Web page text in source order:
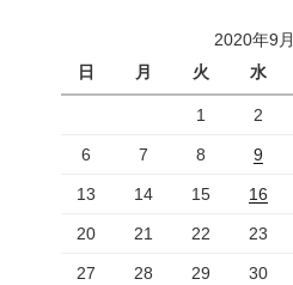
2020年9月
日
月 火 水
1 2
6 7 8 9
13 14 15 16
20 21 22 23
27 28 29 30